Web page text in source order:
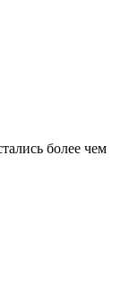
более чем